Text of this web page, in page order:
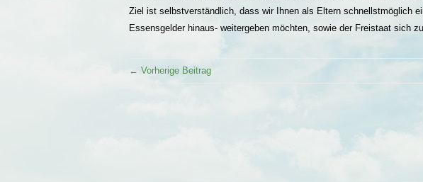
Ziel ist selbstverständlich, dass wir Ihnen als Eltern schnellstmöglich
Essensgelder hinaus- weitergeben möchten, sowie der Freistaat sich
← Vorherige Beitrag